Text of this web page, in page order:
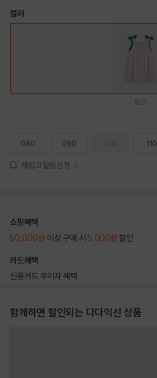
컬러
핑크
080 090 110
재입고 알림 신청
쇼핑혜택
50,000원 이상 구매 시 5,000원 할인
카드혜택
신용카드 무이자 혜택
함께하면 할인되는 다다익선 상품